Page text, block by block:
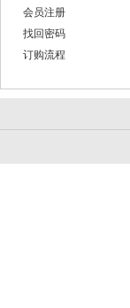
会员注册
找回密码
订购流程